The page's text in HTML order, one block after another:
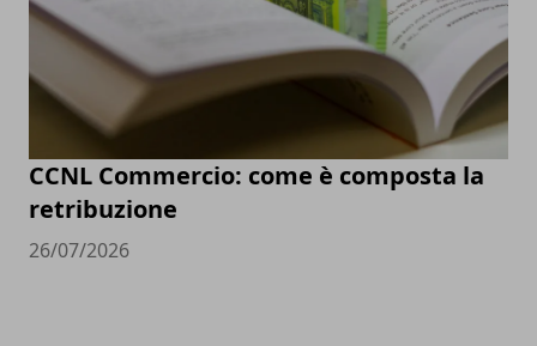
CCNL Commercio: come è composta la
retribuzione
26/07/2026